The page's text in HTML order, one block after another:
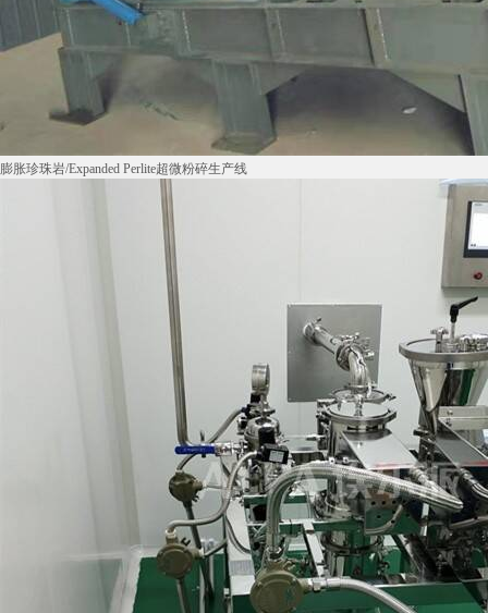
膨胀珍珠岩/Expanded Perlite超微粉碎生产线